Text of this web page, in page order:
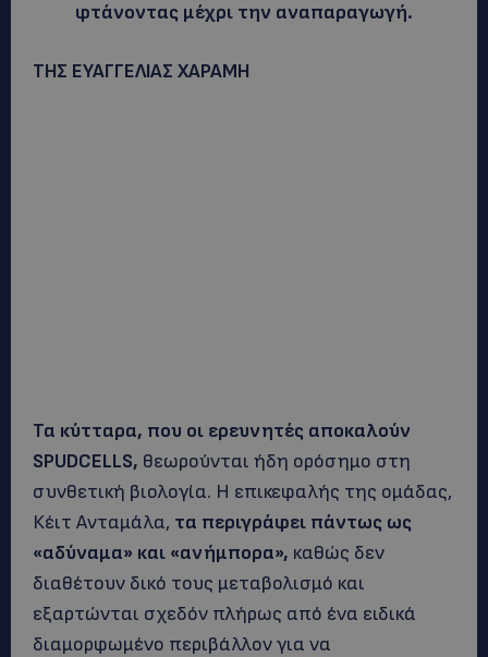
φτάνοντας μέχρι την αναπαραγωγή.
ΤΗΣ ΕΥΑΓΓΕΛΙΑΣ ΧΑΡΑΜΗ
Τα κύτταρα, που οι ερευνητές αποκαλούν
SPUDCELLS, θεωρούνται ήδη ορόσημο στη
συνθετική βιολογία. Η επικεφαλής της ομάδας,
Κέιτ Ανταμάλα, τα περιγράφει πάντως ως
«αδύναμα» και «ανήμπορα», καθώς δεν
διαθέτουν δικό τους μεταβολισμό και
εξαρτώνται σχεδόν πλήρως από ένα ειδικά
διαμορφωμένο περιβάλλον για να